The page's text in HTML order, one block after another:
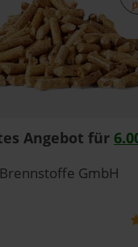
Angebot für
GmbH